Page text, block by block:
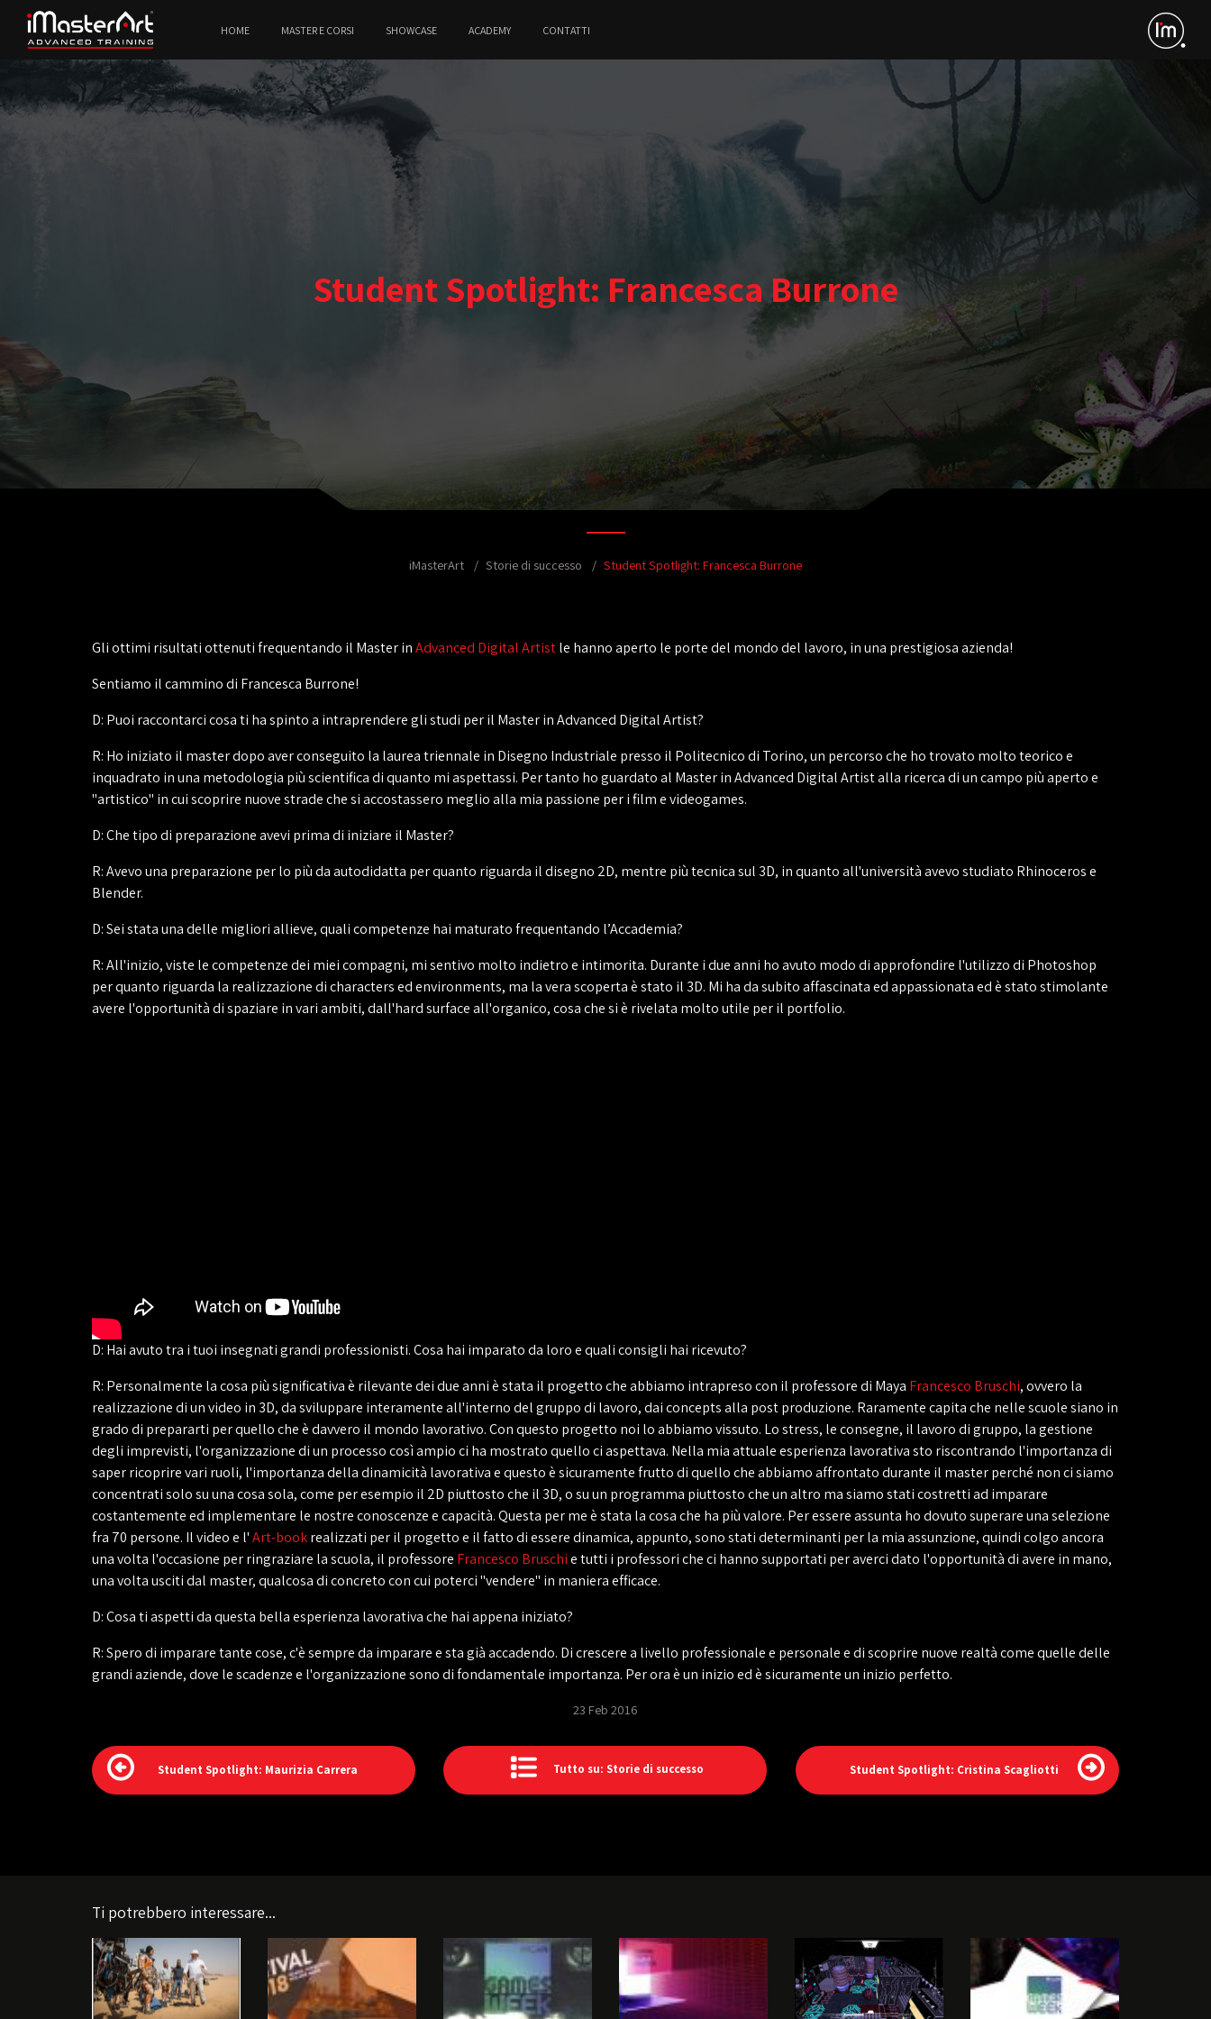
HOME MASTER E CORSI SHOWCASE ACADEMY CONTATTI
Student Spotlight: Francesca Burrone
iMasterArt Storie di successo Student Spotlight: Francesca Burrone
Gli ottimi risultati ottenuti frequentando il Master inAdvanced Digital Artistle hanno aperto le porte del mondo del lavoro, in una prestigiosa azienda!
Sentiamo il cammino di Francesca Burrone!
D: Puoi raccontarci cosa ti ha spinto a intraprendere gli studi per il Master in Advanced Digital Artist?
R: Ho iniziato il master dopo aver conseguito la laurea triennale in Disegno Industriale presso il Politecnico di Torino, un percorso che ho trovato molto teorico e
inquadrato in una metodologia più scientifica di quanto mi aspettassi. Per tanto ho guardato al Master in Advanced Digital Artist alla ricerca di un campo più aperto e
"artistico" in cui scoprire nuove strade che si accostassero meglio alla mia passione per i film e videogames.
D: Che tipo di preparazione avevi prima di iniziare il Master?
R: Avevo una preparazione per lo più da autodidatta per quanto riguarda il disegno 2D, mentre più tecnica sul 3D, in quanto all'università avevo studiato Rhinoceros e
Blender.
D: Sei stata una delle migliori allieve, quali competenze hai maturato frequentando l’Accademia?
R: All'inizio, viste le competenze dei miei compagni, mi sentivo molto indietro e intimorita. Durante i due anni ho avuto modo di approfondire l'utilizzo di Photoshop
per quanto riguarda la realizzazione di characters ed environments, ma la vera scoperta è stato il 3D. Mi ha da subito affascinata ed appassionata ed è stato stimolante
avere l'opportunità di spaziare in vari ambiti, dall'hard surface all'organico, cosa che si è rivelata molto utile per il portfolio.
D: Hai avuto tra i tuoi insegnati grandi professionisti. Cosa hai imparato da loro e quali consigli hai ricevuto?
R: Personalmente la cosa più significativa è rilevante dei due anni è stata il progetto che abbiamo intrapreso con il professore di Maya Francesco Bruschi, ovvero la
realizzazione di un video in 3D, da sviluppare interamente all'interno del gruppo di lavoro, dai concepts alla post produzione. Raramente capita che nelle scuole siano in
grado di prepararti per quello che è davvero il mondo lavorativo. Con questo progetto noi lo abbiamo vissuto. Lo stress, le consegne, il lavoro di gruppo, la gestione
degli imprevisti, l'organizzazione di un processo così ampio ci ha mostrato quello ci aspettava. Nella mia attuale esperienza lavorativa sto riscontrando l'importanza di
saper ricoprire vari ruoli, l'importanza della dinamicità lavorativa e questo è sicuramente frutto di quello che abbiamo affrontato durante il master perché non ci siamo
concentrati solo su una cosa sola, come per esempio il 2D piuttosto che il 3D, o su un programma piuttosto che un altro ma siamo stati costretti ad imparare
costantemente ed implementare le nostre conoscenze e capacità. Questa per me è stata la cosa che ha più valore. Per essere assunta ho dovuto superare una selezione
fra 70 persone. Il video e l'Art-bookrealizzati per il progetto e il fatto di essere dinamica, appunto, sono stati determinanti per la mia assunzione, quindi colgo ancora
una volta l'occasione per ringraziare la scuola, il professore Francesco Bruschie tutti i professori che ci hanno supportati per averci dato l'opportunità di avere in mano,
una volta usciti dal master, qualcosa di concreto con cui poterci "vendere" in maniera efficace.
D: Cosa ti aspetti da questa bella esperienza lavorativa che hai appena iniziato?
R: Spero di imparare tante cose, c'è sempre da imparare e sta già accadendo. Di crescere a livello professionale e personale e di scoprire nuove realtà come quelle delle
grandi aziende, dove le scadenze e l'organizzazione sono di fondamentale importanza. Per ora è un inizio ed è sicuramente un inizio perfetto.
23 Feb 2016
Student Spotlight: Maurizia Carrera Tutto su: Storie di successo Student Spotlight: Cristina Scagliotti
Ti potrebbero interessare...